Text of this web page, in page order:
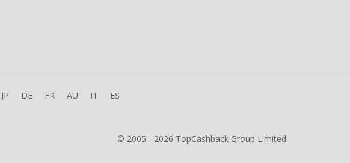
JP DE FR AU IT ES
© 2005 - 2026 TopCashback Group Limited